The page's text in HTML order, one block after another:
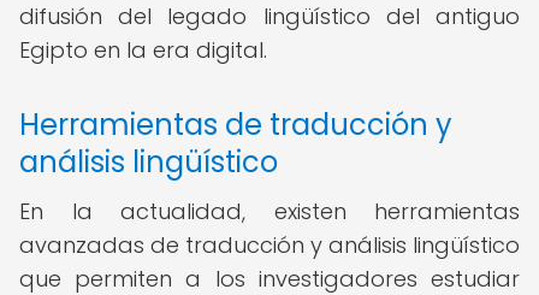
difusión del legado lingüístico del antiguo
Egipto en la era digital.
Herramientas de traducción y
análisis lingüístico
En la actualidad, existen herramientas
avanzadas de traducción y análisis lingüístico
que permiten a los investigadores estudiar